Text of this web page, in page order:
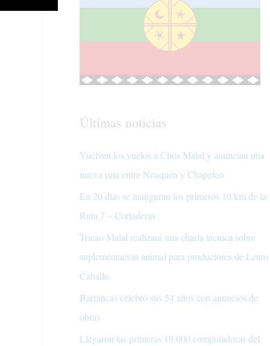
Últimas noticias
Vuelven los vuelos a Chos Malal y anuncian una
nueva ruta entre Neuquén y Chapelco
En 20 días se inauguran los primeros 10 km de la
Ruta 7 – Cortaderas
Tricao Malal realizará una charla técnica sobre
suplementación animal para productores de Leuto
Caballo
Barrancas celebró sus 54 años con anuncios de
obras
Llegaron las primeras 19.000 computadoras del